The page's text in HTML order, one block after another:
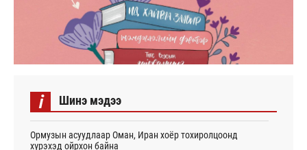
i Шинэ мэдээ
Ормузын асуудлаар Оман, Иран хоёр тохиролцоонд
хүрэхэд ойрхон байна